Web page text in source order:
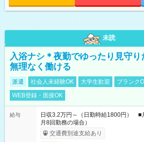
未読
入浴ナシ＊夜勤でゆったり見守り
無理なく働ける
派遣 社会人未経験OK 大学生歓迎
ブランク
WEB登録・面接OK
給与
日収3.2万円～（日勤時給1800円） ■
月8回勤務の場合）
交通費別途支給あり